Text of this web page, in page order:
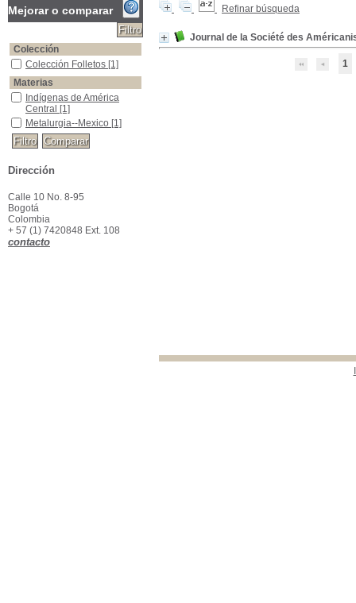
Refinar búsqueda
Journal de la Société des
1
Mejorar o comparar
Colección
Colección Folletos
Colección Folletos [1]
Materias
Indígenas de América Central
Indígenas de América
Central [1]
Metalurgia--Mexico
Metalurgia--Mexico [1]
Dirección
Calle 10 No. 8-95
Bogotá
Colombia
+ 57 (1) 7420848 Ext. 108
contacto